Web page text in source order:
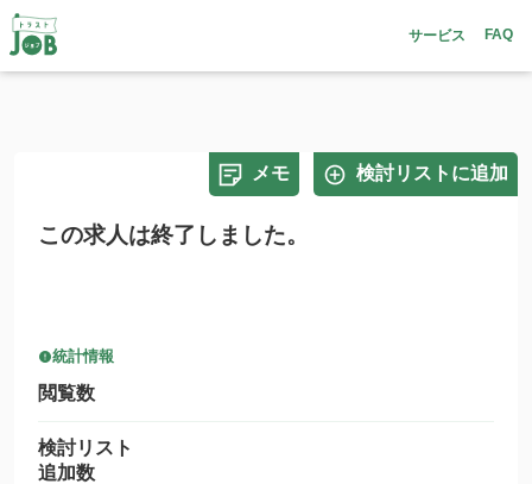
サービス FAQ
メモ 検討リストに追加
この求人は終了しました。
統計情報
閲覧数
検討リスト
追加数